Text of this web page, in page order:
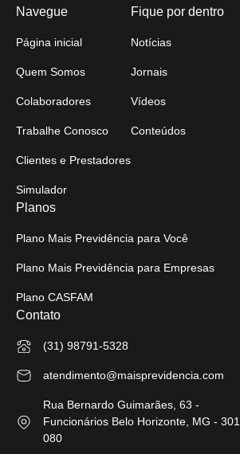
Navegue
Página inicial
Quem Somos
Colaboradores
Trabalhe Conosco
Clientes e Prestadores
Simulador
Fique por dentro
Notícias
Jornais
Vídeos
Conteúdos
Planos
Plano Mais Previdência para Você
Plano Mais Previdência para Empresas
Plano CASFAM
Contato
(31) 98791-5328
atendimento@maisprevidencia.com
Rua Bernardo Guimarães, 63 -
Funcionários Belo Horizonte, MG -
080